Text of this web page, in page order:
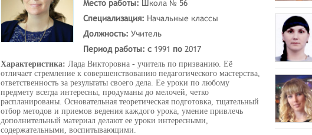
Место работы: Школа № 56
Специализация: Начальные классы
Должность: Учитель
Период работы: с1991 по 2017
Характеристика: Лада Викторовна - учитель по призванию. Её
отличает стремление к совершенствованию педагогического мастерства,
ответственность за результаты своего дела. Ее уроки по любому
предмету всегда интересны, продуманы до мелочей, четко
распланированы. Основательная теоретическая подготовка, тщательный
отбор методов и приемов ведения каждого урока, умение привлечь
дополнительный материал делают ее уроки интересными,
содержательными, воспитывающими.